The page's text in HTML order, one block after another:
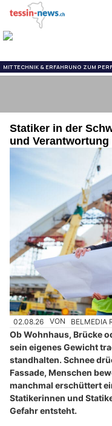
Statiker in der
und Verantwortung
02.08.26 VON BELMEDIA
Ob Wohnhaus, Brücke
sein eigenes Gewicht
standhalten. Schnee
Fassade, Menschen
manchmal erschüttert
Statikerinnen und
Gefahr entsteht.